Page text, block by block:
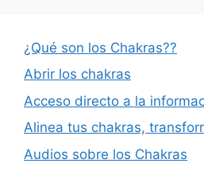
¿Qué son los Chakras??
Abrir los chakras
Acceso directo a la
Alinea tus chakras,
Audios sobre los Chakras